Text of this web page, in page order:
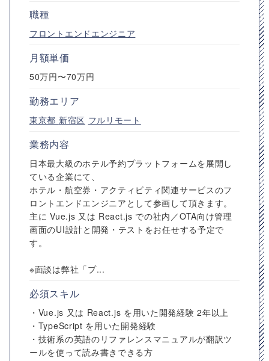
職種
フロントエンドエンジニア
月額単価
50万円〜70万円
勤務エリア
東京都 新宿区 フルリモート
業務内容
日本最大級のホテル予約プラットフォームを展開し
ている企業にて、
ホテル・航空券・アクティビティ関連サービスのフ
ロントエンドエンジニアとして参画して頂きます。
主に Vue.js 又は React.js での社内／OTA向け管理
画面のUI設計と開発・テストをお任せする予定で
す。
※面談は弊社「プ...
必須スキル
・Vue.js 又は React.js を用いた開発経験 2年以上
・TypeScript を用いた開発経験
・技術系の英語のリファレンスマニュアルが翻訳ツ
ールを使って読み書きできる方